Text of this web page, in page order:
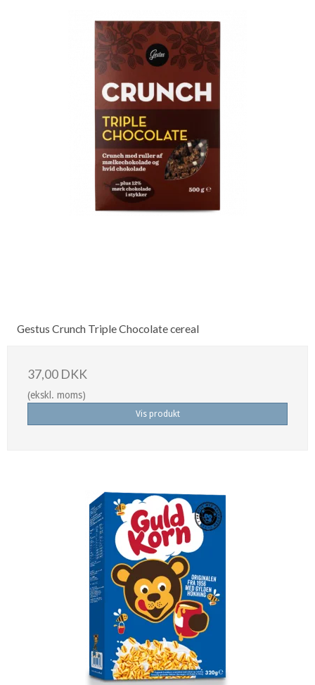
Gestus Crunch Triple Chocolate cereal
37,00 DKK
(ekskl. moms)
Vis produkt